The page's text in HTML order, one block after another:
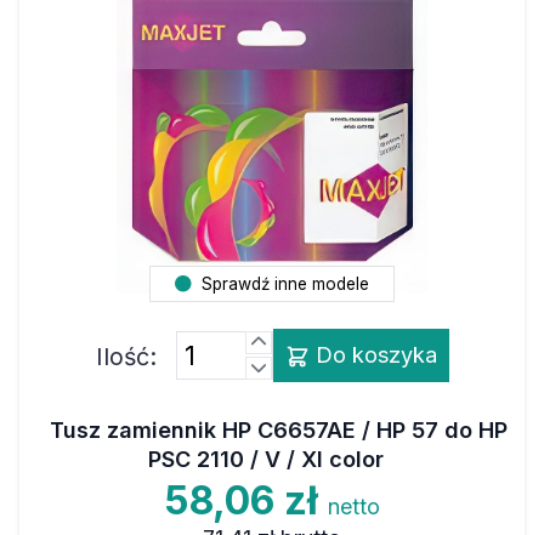
Sprawdź inne modele
Ilość: Do koszyka
Tusz zamiennik HP C6657AE / HP 57 do HP
PSC 2110 / V / XI color
58,06 zł netto